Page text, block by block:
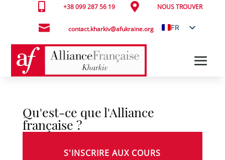
 +38 099 287 56 19  NOUS TROUVER
 contact.kharkiv@afukraine.org
FR
Qu'est-ce que l'Alliance
française ?
S'INSCRIRE AUX COURS